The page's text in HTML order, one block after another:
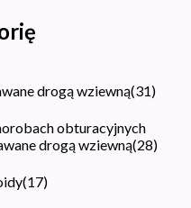
drogą wziewną(31)
obturacyjnych
drogą wziewną(28)
(17)